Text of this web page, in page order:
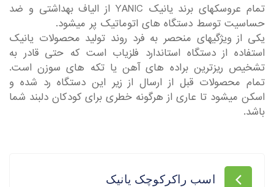
تمام عروسکهای برند یانیک YANIC از الیاف بهداشتی و ضد
حساسیت توسط دستگاه های اتوماتیک پر میشود.
یکی از ویژگیهای منحصر به فرد روند تولید محصولات یانیک
استفاده از دستگاه استاندارد فلزیاب است که حتی قادر به
تشخیص ریزترین براده های آهن یا تکه های سوزن است.
تمام محصولات قبل از ارسال از زیر این دستگاه رد شده و
اسکن میشود تا عاری از هرگونه خطری برای کودکان دلبند شما
باشد.
اسب راکرکوچک یانیک